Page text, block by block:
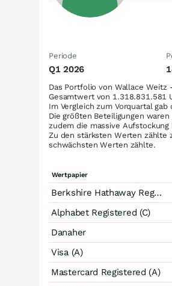
Periode
Q1 2026
Das Portfolio von Wallace Weitz
Gesamtwert von 1.318.831.581
Im Vergleich zum Vorquartal
Die größten Beteiligungen
zudem die massive
Zu den stärksten Werten zählte
schwächsten Werten zählte.
Wertpapier
Berkshire Hathaway Registered (B)
Alphabet Registered (C)
Danaher
Visa (A)
Mastercard Registered (A)